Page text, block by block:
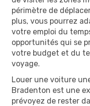
périmètre de
plus, vous pourrez
votre emploi du
opportunités qui se
votre budget et du
voyage.
Louer une voiture
Bradenton est une
prévoyez de rester